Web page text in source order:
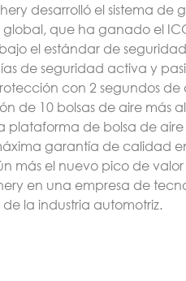
desarrolló el sistema
global, que ha ganado el
el estándar de
de seguridad activa y
con 2 segundos
de 10 bolsas de aire más
plataforma de bolsa de
garantía de calidad
más el nuevo pico de
en una empresa de
la industria automotriz.